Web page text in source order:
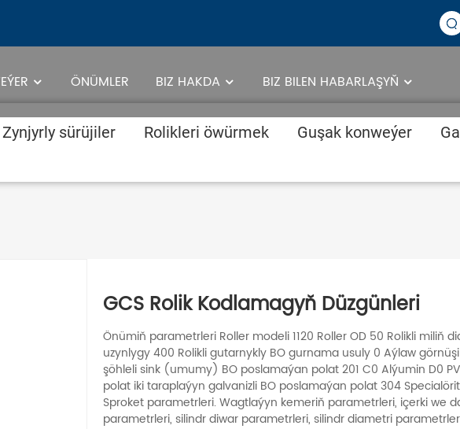
ÖNÜMLER BIZ HAKDA BIZ BILEN HABARLAŞYŇ
Zynjyrly sürüjiler Rolikleri öwürmek Guşak konweýer
GCS Rolik Kodlamagyň Düzgünleri
Önümiň parametrleri Roller modeli 1120 Roller OD 50 Rolikli miliň
uzynlygy 400 Rolikli gutarnykly BO gurnama usuly 0 Aýlaw
şöhleli sink (umumy) BO poslamaýan polat 201 C0 Alýumin D0
polat iki taraplaýyn galvanizli BO poslamaýan polat 304
Sproket parametrleri. Wagtlaýyn kemeriň parametrleri, içerki we
parametrleri, silindr diwar parametrleri, silindr diametri